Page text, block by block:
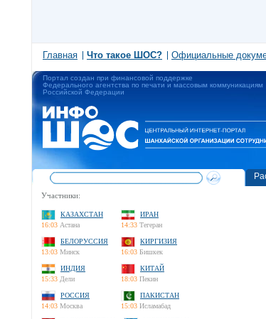
Главная Что такое ШОС? Официальные
Портал создан при финансовой поддержке
Федерального агентства по печати и массовым коммуникациям
Российской Федерации
Участники:
КАЗАХСТАН
16:03 Астана
ИРАН
14:33 Тегеран
БЕЛОРУССИЯ
13:03 Минск
КИРГИЗИЯ
16:03 Бишкек
ИНДИЯ
15:33 Дели
КИТАЙ
18:03 Пекин
РОССИЯ
14:03 Москва
ПАКИСТАН
15:03 Исламабад